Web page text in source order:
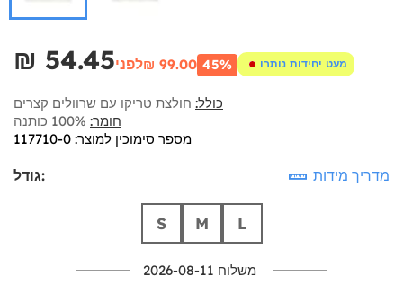
₪‎ 54.45לפני₪‎ 99.00 45% מעט יחידות נותרו
כולל: חולצת טריקו עם שרוולים קצרים
חומר:
מספר סימוכין למוצר: 117710-0
גודל: מדריך מידות
S M L
משלוח 2026-08-11